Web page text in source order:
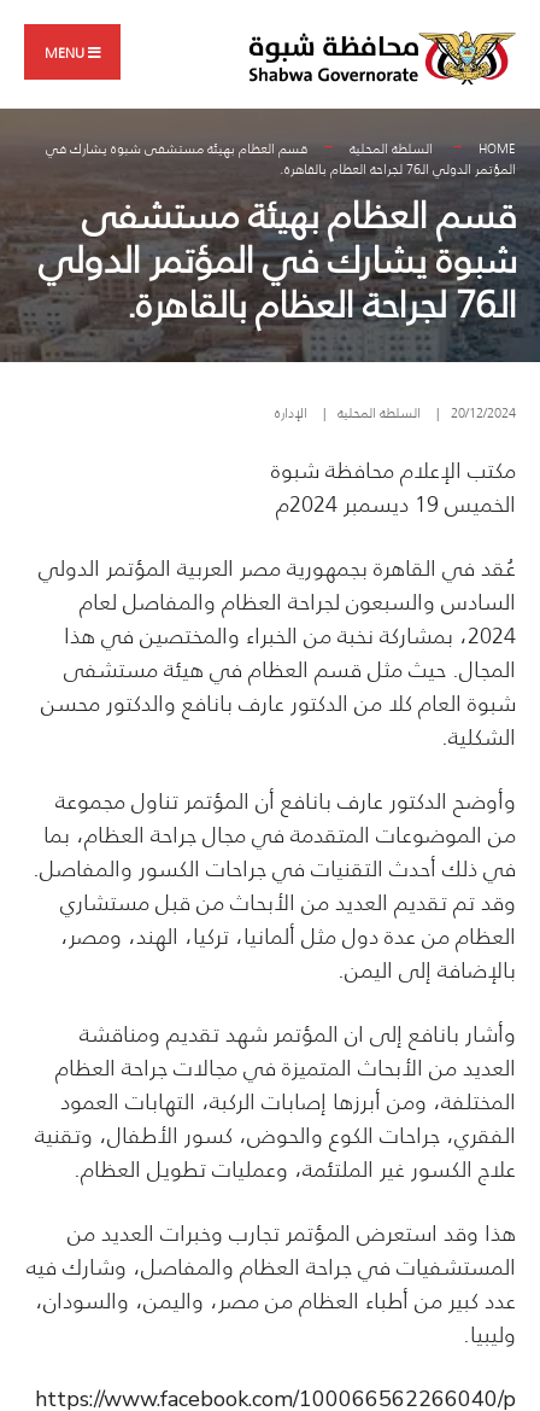
content
MENU
HOME السلطة المحلية
قسم العظام بهيئة مستشفى شبوة يشارك في
المؤتمر الدولي الـ76 لجراحة العظام بالقاهرة.
قسم العظام بهيئة مستشفى
شبوة يشارك في المؤتمر الدولي
الـ76 لجراحة العظام بالقاهرة.
20/12/2024
| السلطة المحلية | الإدارة
مكتب الإعلام محافظة شبوة
الخميس 19 ديسمبر 2024م
عُقد في القاهرة بجمهورية مصر العربية المؤتمر الدولي
السادس والسبعون لجراحة العظام والمفاصل لعام
2024، بمشاركة نخبة من الخبراء والمختصين في هذا
المجال. حيث مثل قسم العظام في هيئة مستشفى
شبوة العام كلا من الدكتور عارف بانافع والدكتور محسن
الشكلية.
وأوضح الدكتور عارف بانافع أن المؤتمر تناول مجموعة
من الموضوعات المتقدمة في مجال جراحة العظام، بما
في ذلك أحدث التقنيات في جراحات الكسور والمفاصل.
وقد تم تقديم العديد من الأبحاث من قبل مستشاري
العظام من عدة دول مثل ألمانيا، تركيا، الهند، ومصر،
بالإضافة إلى اليمن.
وأشار بانافع إلى ان المؤتمر شهد تقديم ومناقشة
العديد من الأبحاث المتميزة في مجالات جراحة العظام
المختلفة، ومن أبرزها إصابات الركبة، التهابات العمود
الفقري، جراحات الكوع والحوض، كسور الأطفال، وتقنية
علاج الكسور غير الملتئمة، وعمليات تطويل العظام.
هذا وقد استعرض المؤتمر تجارب وخبرات العديد من
المستشفيات في جراحة العظام والمفاصل، وشارك فيه
عدد كبير من أطباء العظام من مصر، واليمن، والسودان،
وليبيا.
https://www.facebook.com/100066562266040/p
for: